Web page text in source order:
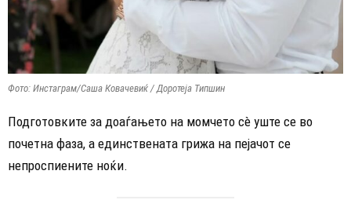
Фото: Инстаграм/Саша Ковачевиќ / Доротеја Типшин
Подготовките за доаѓањето на момчето сè уште се во
почетна фаза, а единствената грижа на пејачот се
непроспиените ноќи.